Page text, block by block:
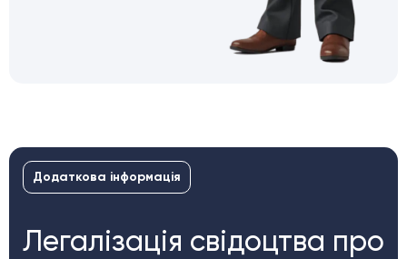
Додаткова інформація
Легалізація свідоцтва про